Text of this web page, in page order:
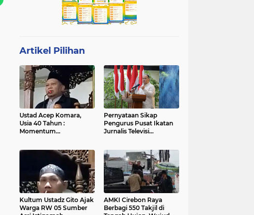
Artikel Pilihan
Ustad Acep Komara,
Usia 40 Tahun :
Momentum
Pernyataan Sikap
Pengurus Pusat Ikatan
Jurnalis Televisi
Kultum Ustadz Gito Ajak
Warga RW 05 Sumber
AMKI Cirebon Raya
Berbagi 550 Takjil di